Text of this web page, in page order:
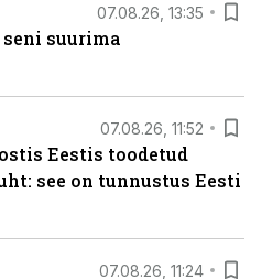
07.08.26, 13:35
suurima
07.08.26, 11:52
Eestis toodetud
see on tunnustus Eesti
07.08.26, 11:24